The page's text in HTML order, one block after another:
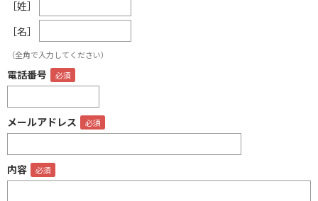
［姓］
［名］
（全角で入力してください）
電話番号
メールアドレス
内容